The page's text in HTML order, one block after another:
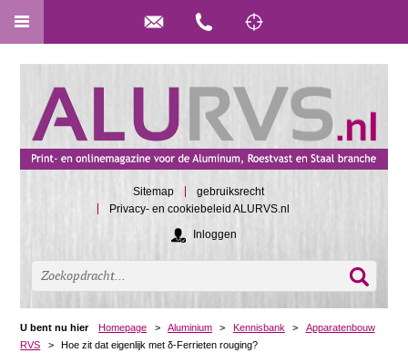
Sitemap
gebruiksrecht
Privacy- en cookiebeleid ALURVS.nl
Inloggen
U bent nu hier Homepage > Aluminium > Kennisbank >
Apparatenbouw
RVS
> Hoe zit dat eigenlijk met δ-Ferrieten rouging?